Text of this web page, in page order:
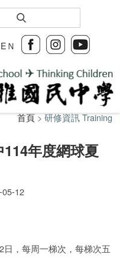
EＮ
年度網球夏
首頁> 研修資訊 Training
12
日，每周一梯次，每梯次五